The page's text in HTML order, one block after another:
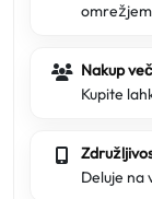
Nakup
Kupite
Deluje na